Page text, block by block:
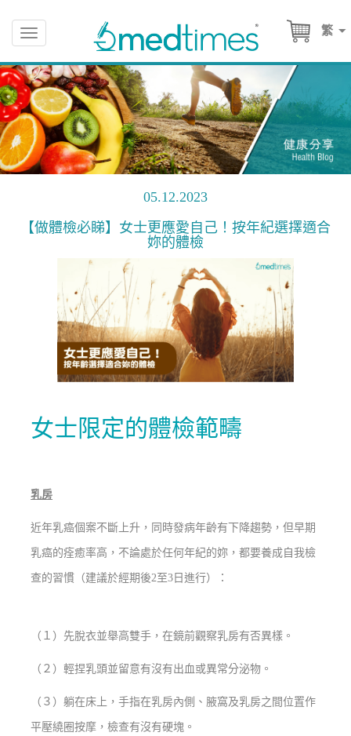
繁
Toggle
navigation
05.12.2023
【做體檢必睇】女士更應愛自己！按年紀選擇適合
妳的體檢
女士限定的體檢範疇
乳房
近年乳癌個案不斷上升，同時發病年齡有下降趨勢，但早期
乳癌的痊癒率高，不論處於任何年紀的妳，都要養成自我檢
查的習慣（建議於經期後2至3日進行）：
（１）先脫衣並舉高雙手，在鏡前觀察乳房有否異樣。
（２）輕捏乳頭並留意有沒有出血或異常分泌物。
（３）躺在床上，手指在乳房內側、腋窩及乳房之間位置作
平壓繞圈按摩，檢查有沒有硬塊。